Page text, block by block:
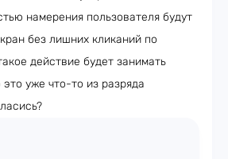
намерения пользователя будут
без лишних кликаний по
действие будет занимать
уже что-то из разряда